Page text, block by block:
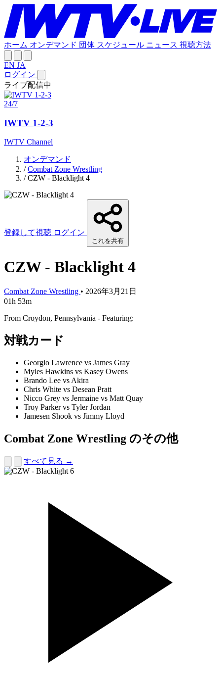
ホーム オンデマンド 団体 スケジュール ニュース 視聴方法
EN JA
ログイン
ライブ配信中
24/7
IWTV 1-2-3
IWTV Channel
オンデマンド
/ Combat Zone Wrestling
/ CZW - Blacklight 4
登録して視聴 ログイン
これを共有
CZW - Blacklight 4
Combat Zone Wrestling • 2026年3月21日
01h 53m
From Croydon, Pennsylvania - Featuring:
対戦カード
Georgio Lawrence vs James Gray
Myles Hawkins vs Kasey Owens
Brando Lee vs Akira
Chris White vs Desean Pratt
Nicco Grey vs Jermaine vs Matt Quay
Troy Parker vs Tyler Jordan
Jamesen Shook vs Jimmy Lloyd
Combat Zone Wrestling のその他
すべて見る →